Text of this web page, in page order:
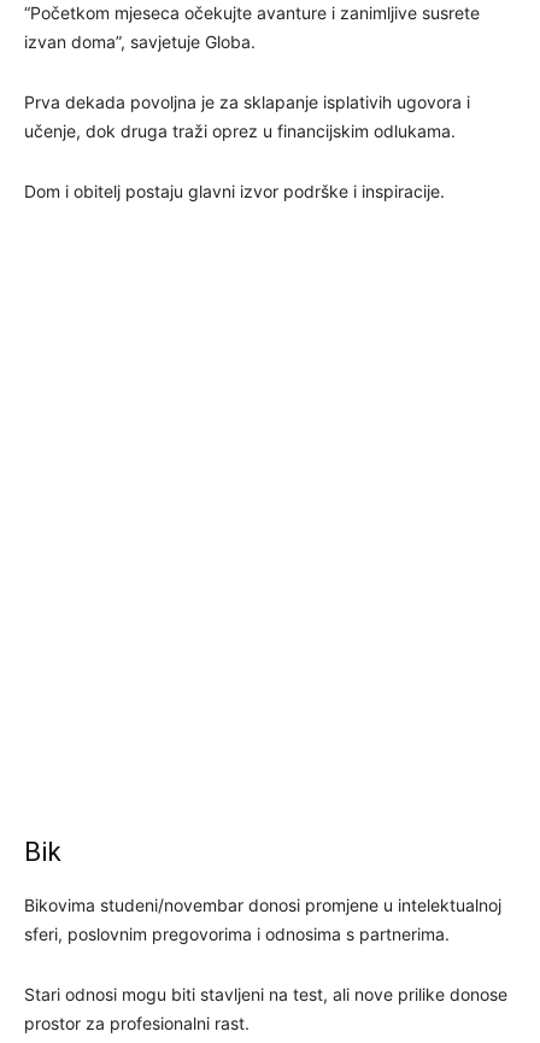
“Početkom mjeseca očekujte avanture i zanimljive susrete
izvan doma”, savjetuje Globa.
Prva dekada povoljna je za sklapanje isplativih ugovora i
učenje, dok druga traži oprez u financijskim odlukama.
Dom i obitelj postaju glavni izvor podrške i inspiracije.
Bik
Bikovima studeni/novembar donosi promjene u intelektualnoj
sferi, poslovnim pregovorima i odnosima s partnerima.
Stari odnosi mogu biti stavljeni na test, ali nove prilike donose
prostor za profesionalni rast.